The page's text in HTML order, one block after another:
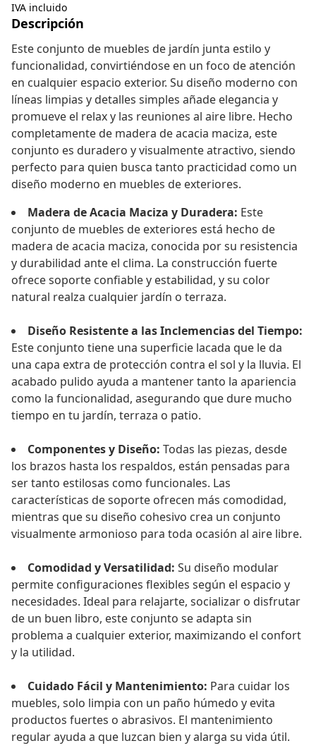
IVA incluido
Descripción
Este conjunto de muebles de jardín junta estilo y
funcionalidad, convirtiéndose en un foco de atención
en cualquier espacio exterior. Su diseño moderno con
líneas limpias y detalles simples añade elegancia y
promueve el relax y las reuniones al aire libre. Hecho
completamente de madera de acacia maciza, este
conjunto es duradero y visualmente atractivo, siendo
perfecto para quien busca tanto practicidad como un
diseño moderno en muebles de exteriores.
Madera de Acacia Maciza y Duradera: Este
conjunto de muebles de exteriores está hecho de
madera de acacia maciza, conocida por su resistencia
y durabilidad ante el clima. La construcción fuerte
ofrece soporte confiable y estabilidad, y su color
natural realza cualquier jardín o terraza.
Diseño Resistente a las Inclemencias del Tiempo:
Este conjunto tiene una superficie lacada que le da
una capa extra de protección contra el sol y la lluvia. El
acabado pulido ayuda a mantener tanto la apariencia
como la funcionalidad, asegurando que dure mucho
tiempo en tu jardín, terraza o patio.
Componentes y Diseño: Todas las piezas, desde
los brazos hasta los respaldos, están pensadas para
ser tanto estilosas como funcionales. Las
características de soporte ofrecen más comodidad,
mientras que su diseño cohesivo crea un conjunto
visualmente armonioso para toda ocasión al aire libre.
Comodidad y Versatilidad: Su diseño modular
permite configuraciones flexibles según el espacio y
necesidades. Ideal para relajarte, socializar o disfrutar
de un buen libro, este conjunto se adapta sin
problema a cualquier exterior, maximizando el confort
y la utilidad.
Cuidado Fácil y Mantenimiento: Para cuidar los
muebles, solo limpia con un paño húmedo y evita
productos fuertes o abrasivos. El mantenimiento
regular ayuda a que luzcan bien y alarga su vida útil.